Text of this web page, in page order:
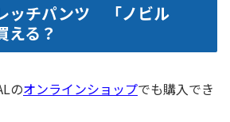
ッチパンツ 「ノビル
る？
のオンラインショップでも購入でき